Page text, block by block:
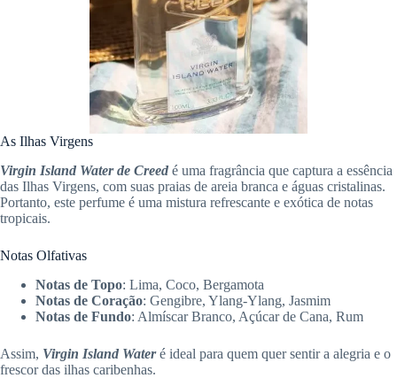
As Ilhas Virgens
Virgin Island Water de Creed é uma fragrância que captura a essência
das Ilhas Virgens, com suas praias de areia branca e águas cristalinas.
Portanto, este perfume é uma mistura refrescante e exótica de notas
tropicais.
Notas Olfativas
Notas de Topo: Lima, Coco, Bergamota
Notas de Coração: Gengibre, Ylang-Ylang, Jasmim
Notas de Fundo: Almíscar Branco, Açúcar de Cana, Rum
Assim, Virgin Island Wateré ideal para quem quer sentir a alegria e o
frescor das ilhas caribenhas.